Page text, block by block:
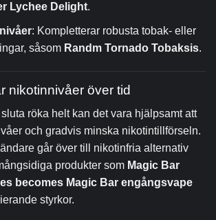
Lychee Delight.
: Kompletterar robusta tobak- eller
såsom Randm TornadoTobaksis.
nikotinnivåer över tid
röka helt kan det vara hjälpsamt att
och gradvis minska nikotintillförseln.
går över till nikotinfria alternativ
produkter som Magic Bar
becomes Magic Bar engångsvape
styrkor.